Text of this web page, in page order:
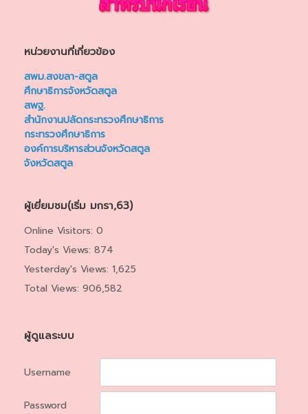
หน่วยงานที่เกี่ยวข้อง
สพม.สงขลา-สตูล
ศึกษาธิการจังหวัดสตูล
สพฐ.
สำนักงานปลัดกระทรวงศึกษาธิการ
กระทรวงศึกษาธิการ
องค์การบริหารส่วนจังหวัดสตูล
จังหวัดสตูล
ผู้เยี่ยมชม(เริ่ม มกรา,63)
Online Visitors: 0
Today's Views: 874
Yesterday's Views: 1,625
Total Views: 906,582
ผู้ดูแลระบบ
Username
Password